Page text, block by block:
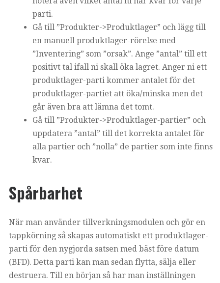
parti.
Gå till ”Produkter->Produktlager” och lägg till
en manuell produktlager-rörelse med
”Inventering” som ”orsak”. Ange ”antal” till ett
positivt tal ifall ni skall öka lagret. Anger ni ett
produktlager-parti kommer antalet för det
produktlager-partiet att öka/minska men det
går även bra att lämna det tomt.
Gå till ”Produkter->Produktlager-partier” och
uppdatera ”antal” till det korrekta antalet för
alla partier och ”nolla” de partier som inte finns
kvar.
Spårbarhet
När man använder tillverkningsmodulen och gör en
tappkörning så skapas automatiskt ett produktlager-
parti för den nygjorda satsen med bäst före datum
(BFD). Detta parti kan man sedan flytta, sälja eller
destruera. Till en början så har man inställningen